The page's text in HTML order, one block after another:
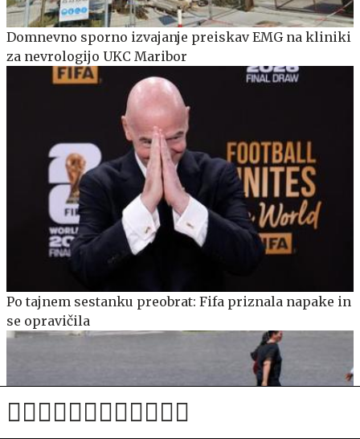
Domnevno sporno izvajanje preiskav EMG na kliniki
za nevrologijo UKC Maribor
Po tajnem sestanku preobrat: Fifa priznala napake in
se opravičila